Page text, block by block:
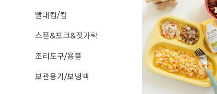
빨대컵/컵
스푼&포크&젓가락
조리도구/용품
보관용기/보냉백